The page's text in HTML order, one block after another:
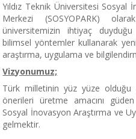
Yıldız Teknik Üniversitesi Sosyal
Merkezi (SOSYOPARK)
üniversitemizin ihtiyaç
bilimsel yöntemler kullanarak
araştırma, uygulama ve
Vizyonumuz;
Türk milletinin yüz yüze
önerileri üretme amacını güden
Sosyal İnovasyon Araştırma ve
gelmektir.